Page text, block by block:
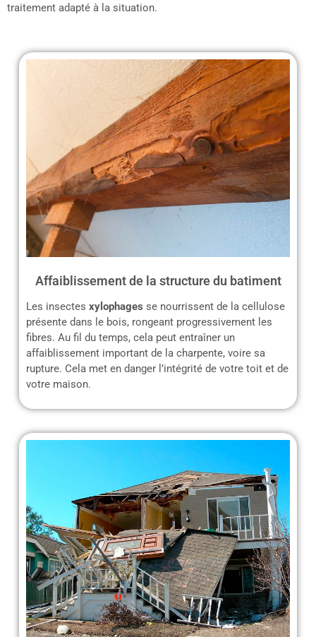
traitement adapté à la situation.
Affaiblissement de la structure du batiment
Les insectes xylophages se nourrissent de la cellulose
présente dans le bois, rongeant progressivement les
fibres. Au fil du temps, cela peut entraîner un
affaiblissement important de la charpente, voire sa
rupture. Cela met en danger l’intégrité de votre toit et de
votre maison.